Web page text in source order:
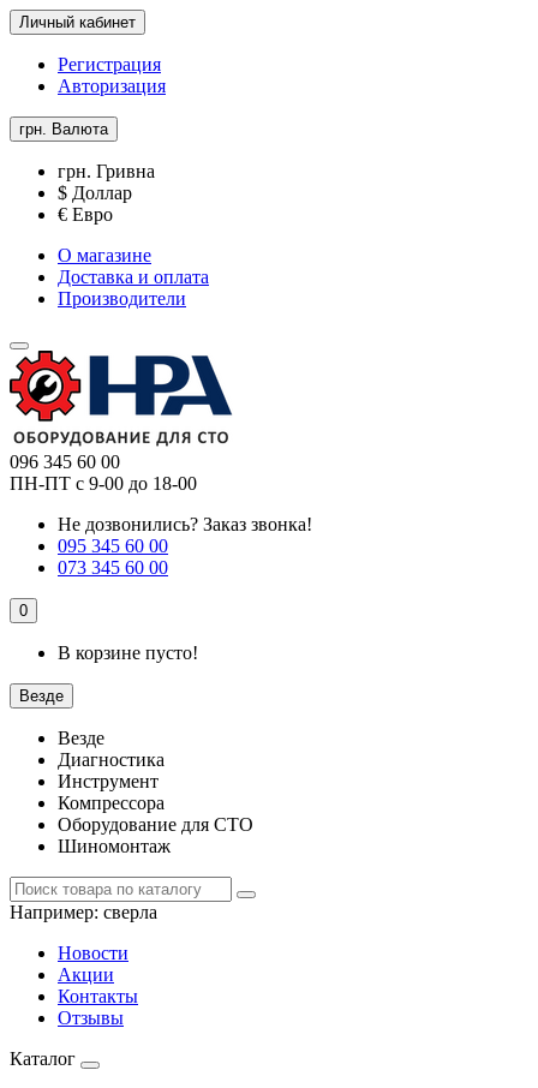
Личный кабинет
Регистрация
Авторизация
грн. Валюта
грн. Гривна
$ Доллар
€ Евро
О магазине
Доставка и оплата
Производители
096 345 60 00
ПН-ПТ с 9-00 до 18-00
Не дозвонились? Заказ звонка!
095 345 60 00
073 345 60 00
0
В корзине пусто!
Везде
Везде
Диагностика
Инструмент
Компрессора
Оборудование для СТО
Шиномонтаж
Например: сверла
Новости
Акции
Контакты
Отзывы
Каталог